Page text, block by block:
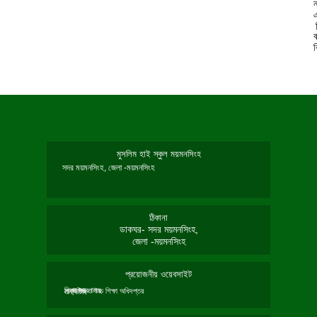
মুসলিম হাই স্কুল ময়মনসিংহ
সদর ময়মনসিংহ, জেলা -ময়মনসিংহ
ঠিকানা
ডাকঘর- সদর ময়মনসিংহ,
জেলা -ময়মনসিংহ
প্রয়োজনীয় ওয়েবসাইট
শিক্ষা মন্ত্রণালয়
মাধ্যমিক ও উচ্চ শিক্ষা অধিদপ্তর
এনসিটিবি